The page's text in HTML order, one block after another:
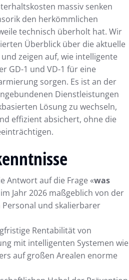
massiv senken
den herkömmlichen
technisch überholt hat. Wir
Überblick über die aktuelle
zeigen auf, wie intelligente
GD-1 und VD-1 für eine
sorgen. Es ist an der
Dienstleistungen
Lösung zu wechseln,
effizient absichert, ohne die
Antwort auf die Frage «was
im Jahr 2026 maßgeblich von der
und skalierbarer
Rentabilität von
mit intelligenten Systemen wie
auf großen Arealen enorme